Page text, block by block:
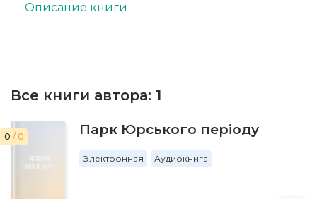
Описание книги
Все книги автора: 1
0 / 0 Парк Юрського періоду
Электронная Аудиокнига